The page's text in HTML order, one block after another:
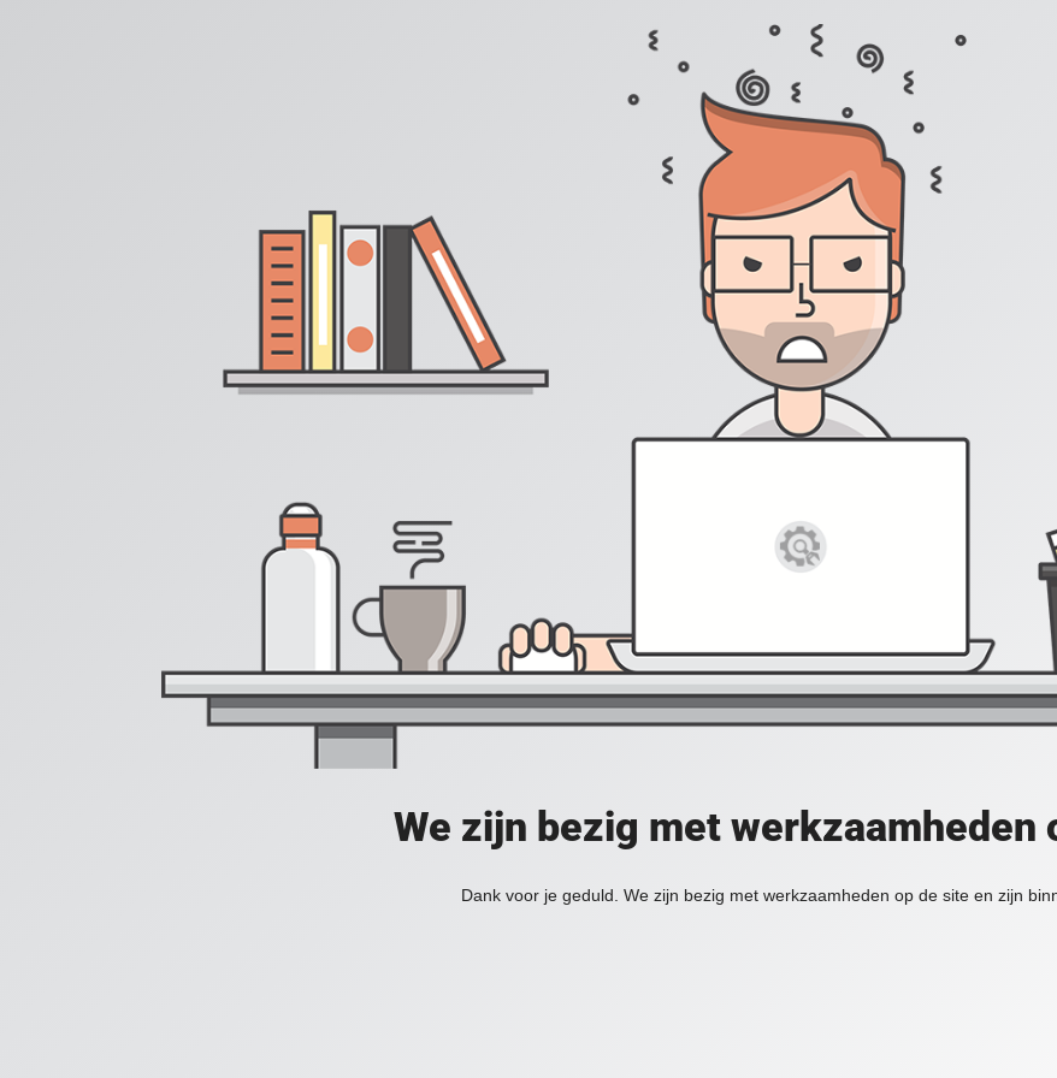
We zijn bezig met werkzaamheden
Dank voor je geduld. We zijn bezig met werkzaamheden op de site en zijn